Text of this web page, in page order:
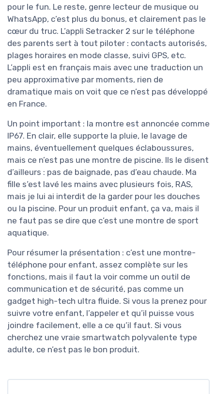
pour le fun. Le reste, genre lecteur de musique ou
WhatsApp, c’est plus du bonus, et clairement pas le
cœur du truc. L’appli Setracker 2 sur le téléphone
des parents sert à tout piloter : contacts autorisés,
plages horaires en mode classe, suivi GPS, etc.
L’appli est en français mais avec une traduction un
peu approximative par moments, rien de
dramatique mais on voit que ce n’est pas développé
en France.
Un point important : la montre est annoncée comme
IP67. En clair, elle supporte la pluie, le lavage de
mains, éventuellement quelques éclaboussures,
mais ce n’est pas une montre de piscine. Ils le disent
d’ailleurs : pas de baignade, pas d’eau chaude. Ma
fille s’est lavé les mains avec plusieurs fois, RAS,
mais je lui ai interdit de la garder pour les douches
ou la piscine. Pour un produit enfant, ça va, mais il
ne faut pas se dire que c’est une montre de sport
aquatique.
Pour résumer la présentation : c’est une montre-
téléphone pour enfant, assez complète sur les
fonctions, mais il faut la voir comme un outil de
communication et de sécurité, pas comme un
gadget high-tech ultra fluide. Si vous la prenez pour
suivre votre enfant, l’appeler et qu’il puisse vous
joindre facilement, elle a ce qu’il faut. Si vous
cherchez une vraie smartwatch polyvalente type
adulte, ce n’est pas le bon produit.